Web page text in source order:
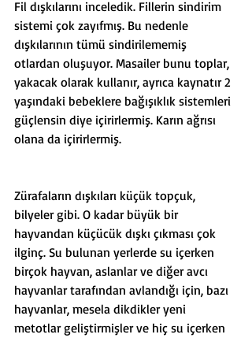
Fil dışkılarını inceledik. Fillerin sindirim
sistemi çok zayıfmış. Bu nedenle
dışkılarının tümü sindirilememiş
otlardan oluşuyor. Masailer bunu toplar,
yakacak olarak kullanır, ayrıca kaynatır 2
yaşındaki bebeklere bağışıklık sistemleri
güçlensin diye içirirlermiş. Karın ağrısı
olana da içirirlermiş.
Zürafaların dışkıları küçük topçuk,
bilyeler gibi. O kadar büyük bir
hayvandan küçücük dışkı çıkması çok
ilginç. Su bulunan yerlerde su içerken
birçok hayvan, aslanlar ve diğer avcı
hayvanlar tarafından avlandığı için, bazı
hayvanlar, mesela dikdikler yeni
metotlar geliştirmişler ve hiç su içerken